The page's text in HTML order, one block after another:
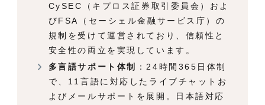
CySEC（キプロス証券取引委員会）およ
びFSA（セーシェル金融サービス庁）の
規制を受けて運営されており、信頼性と
安全性の両立を実現しています。
多言語サポート体制
：24時間365日体制
で、11言語に対応したライブチャットお
よびメールサポートを展開。日本語対応